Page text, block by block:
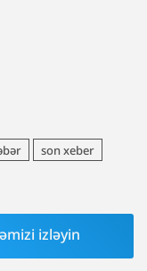
son xeber
izləyin